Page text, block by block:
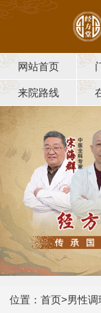
网站首页
来院路线
位置： 首页>男性调